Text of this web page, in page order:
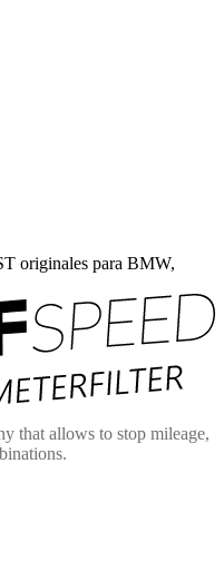
originales para BMW,
that allows to stop mileage,